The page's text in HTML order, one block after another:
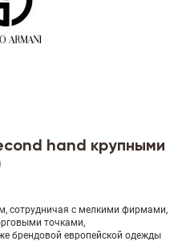
hand крупными
сотрудничая с мелкими фирмами,
точками,
брендовой европейской одежды